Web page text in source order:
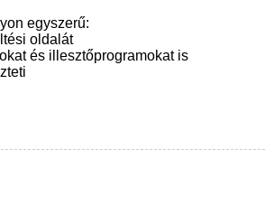
egyszerű:
oldalát
és illesztőprogramokat is